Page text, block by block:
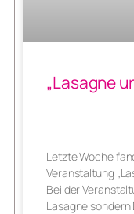
„Lasagne
Letzte Woche
Veranstaltung
Bei der
Lasagne sondern